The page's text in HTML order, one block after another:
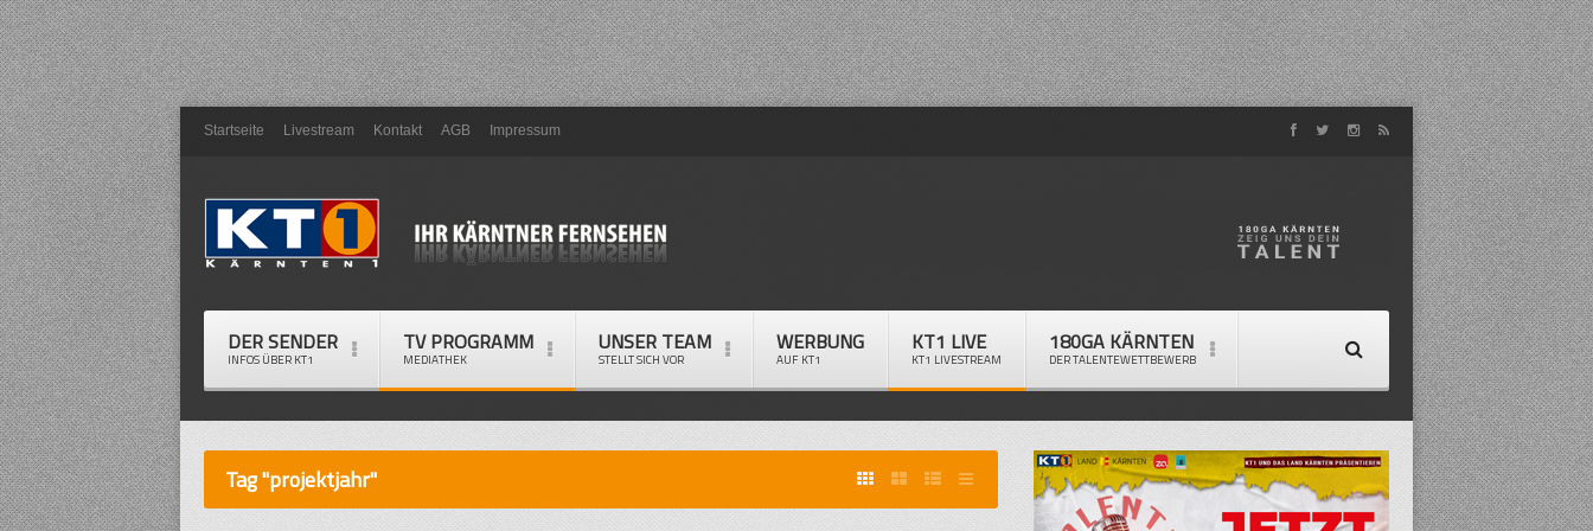
Startseite Livestream Kontakt AGB Impressum
DER SENDER
INFOS ÜBER KT1
TV PROGRAMM
MEDIATHEK
UNSER TEAM
STELLT SICH VOR
WERBUNG
AUF KT1
KT1 LIVE
KT1 LIVESTREAM
180GA KÄRNTEN
DER TALENTEWETTBEWERB
Tag "projektjahr"